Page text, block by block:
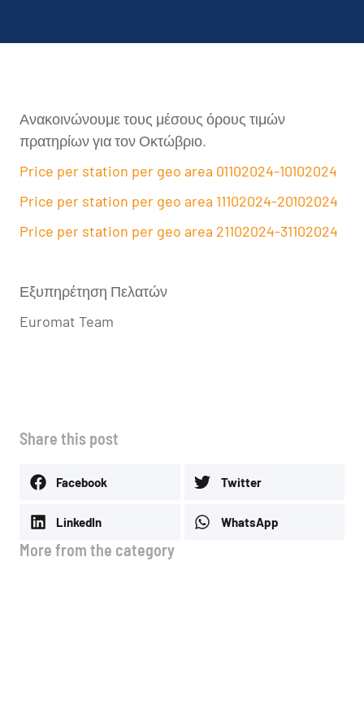
Ανακοινώνουμε τους μέσους όρους τιμών
πρατηρίων για τον Οκτώβριο.
Price per station per geo area 01102024-10102024
Price per station per geo area 11102024-20102024
Price per station per geo area 21102024-31102024
Εξυπηρέτηση Πελατών
Euromat Team
Share this post
Facebook Twitter
LinkedIn WhatsApp
More from the category